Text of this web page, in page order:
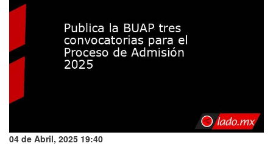
04 de Abril, 2025 19:40